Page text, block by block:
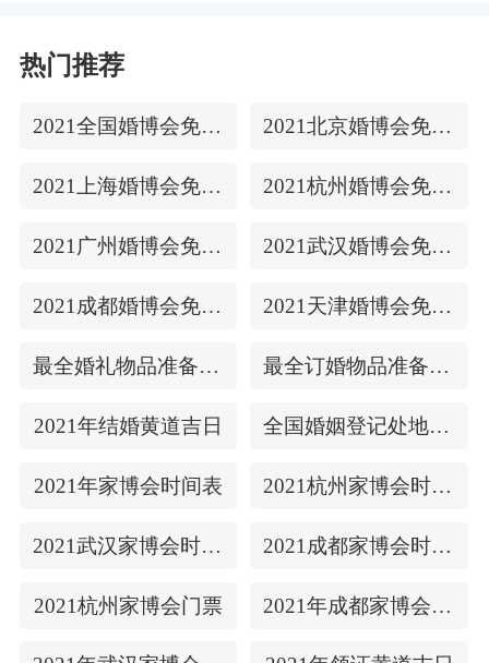
热门推荐
2021全国婚博会免费门票 2021北京婚博会免费门票
2021上海婚博会免费门票 2021杭州婚博会免费门票
2021广州婚博会免费门票 2021武汉婚博会免费门票
2021成都婚博会免费门票 2021天津婚博会免费门票
最全婚礼物品准备清单 最全订婚物品准备清单
2021年结婚黄道吉日 全国婚姻登记处地址/上下时间
2021年家博会时间表 2021杭州家博会时间表
2021武汉家博会时间表 2021成都家博会时间表
2021杭州家博会门票 2021年成都家博会门票